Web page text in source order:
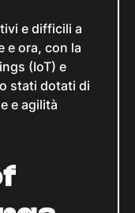
e difficili a
e ora, con la
(IoT) e
stati dotati di
e agilità